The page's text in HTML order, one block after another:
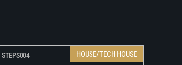
STEPS004 HOUSE/TECH HOUSE